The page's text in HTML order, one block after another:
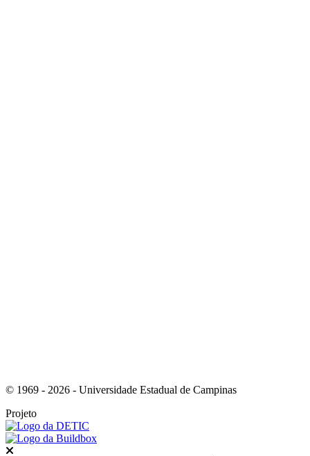
© 1969 - 2026 - Universidade Estadual de Campinas
Projeto